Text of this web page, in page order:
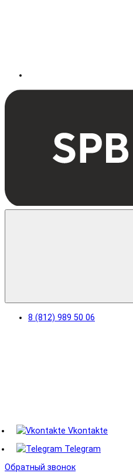
8 (812) 989 50 06
Vkontakte
Telegram
Обратный звонок